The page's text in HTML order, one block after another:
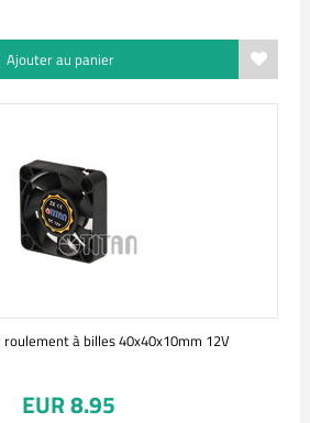
Ajouter au panier
à billes 40x40x10mm 12V
EUR 8.95